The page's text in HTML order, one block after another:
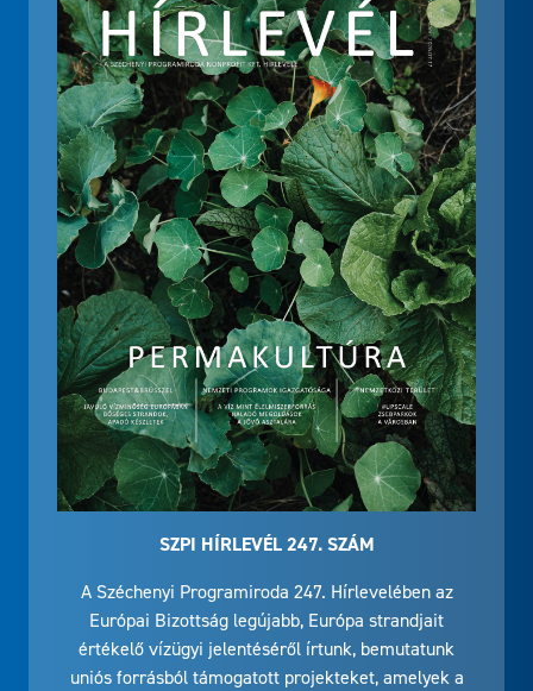
SZPI HÍRLEVÉL 247. SZÁM
A Széchenyi Programiroda 247. Hírlevelében az
Európai Bizottság legújabb, Európa strandjait
értékelő vízügyi jelentéséről írtunk, bemutatunk
uniós forrásból támogatott projekteket, amelyek a